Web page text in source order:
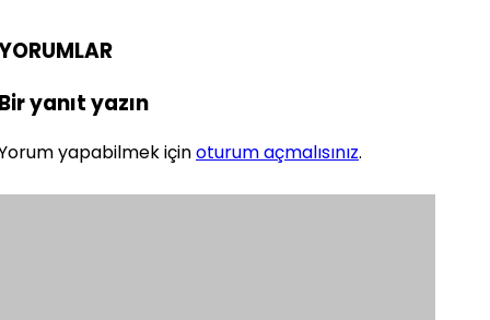
yanıt yazın
yapabilmek içinoturum açmalısınız.